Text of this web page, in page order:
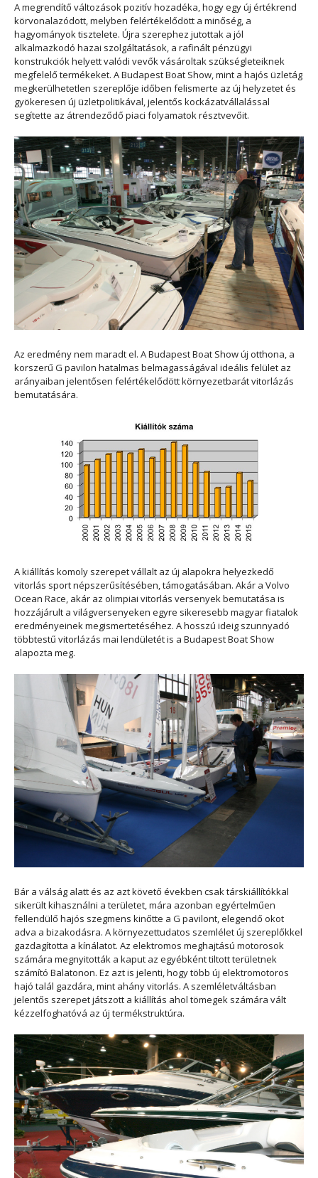
A megrendítő változások pozitív hozadéka, hogy egy új értékrend
körvonalazódott, melyben felértékelődött a minőség, a
hagyományok tisztelete. Újra szerephez jutottak a jól
alkalmazkodó hazai szolgáltatások, a rafinált pénzügyi
konstrukciók helyett valódi vevők vásároltak szükségleteiknek
megfelelő termékeket. A Budapest Boat Show, mint a hajós üzletág
megkerülhetetlen szereplője időben felismerte az új helyzetet és
gyökeresen új üzletpolitikával, jelentős kockázatvállalással
segítette az átrendeződő piaci folyamatok résztvevőit.
Az eredmény nem maradt el. A Budapest Boat Show új otthona, a
korszerű G pavilon hatalmas belmagasságával ideális felület az
arányaiban jelentősen felértékelődött környezetbarát vitorlázás
bemutatására.
A kiállítás komoly szerepet vállalt az új alapokra helyezkedő
vitorlás sport népszerűsítésében, támogatásában. Akár a Volvo
Ocean Race, akár az olimpiai vitorlás versenyek bemutatása is
hozzájárult a világversenyeken egyre sikeresebb magyar fiatalok
eredményeinek megismertetéséhez. A hosszú ideig szunnyadó
többtestű vitorlázás mai lendületét is a Budapest Boat Show
alapozta meg.
Bár a válság alatt és az azt követő években csak társkiállítókkal
sikerült kihasználni a területet, mára azonban egyértelműen
fellendülő hajós szegmens kinőtte a G pavilont, elegendő okot
adva a bizakodásra. A környezettudatos szemlélet új szereplőkkel
gazdagította a kínálatot. Az elektromos meghajtású motorosok
számára megnyitották a kaput az egyébként tiltott területnek
számító Balatonon. Ez azt is jelenti, hogy több új elektromotoros
hajó talál gazdára, mint ahány vitorlás. A szemléletváltásban
jelentős szerepet játszott a kiállítás ahol tömegek számára vált
kézzelfoghatóvá az új termékstruktúra.